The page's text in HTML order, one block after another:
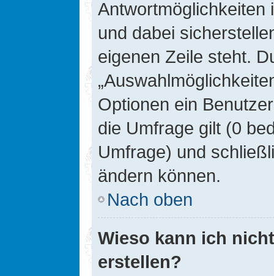
Antwortmöglichkeiten
und dabei
eigenen Zeile steht.
Optionen ein
die Umfrage gilt (0
Umfrage) und
ändern können.
Nach oben
Wieso kann ich
erstellen?